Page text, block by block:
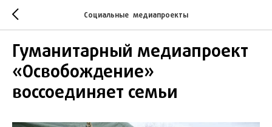
Социальные медиапроекты
Гуманитарный медиапроект
«Освобождение»
воссоединяет семьи